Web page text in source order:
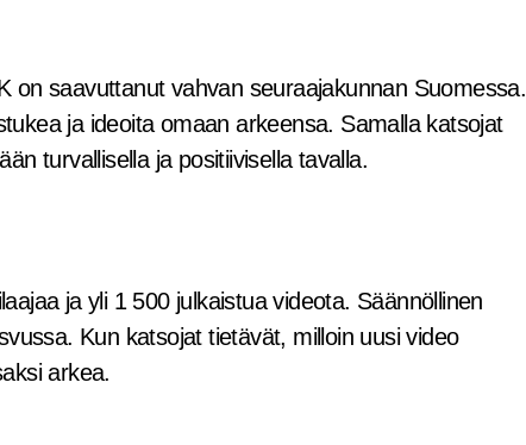
on saavuttanut vahvan seuraajakunnan Suomessa.
ja ideoita omaan arkeensa. Samalla katsojat
turvallisella ja positiivisella tavalla.
ja yli 1 500 julkaistua videota. Säännöllinen
Kun katsojat tietävät, milloin uusi video
arkea.